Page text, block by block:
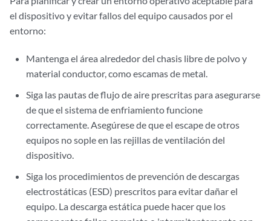
el dispositivo y evitar fallos del equipo causados por el
entorno:
Mantenga el área alrededor del chasis libre de polvo y
material conductor, como escamas de metal.
Siga las pautas de flujo de aire prescritas para asegurarse
de que el sistema de enfriamiento funcione
correctamente. Asegúrese de que el escape de otros
equipos no sople en las rejillas de ventilación del
dispositivo.
Siga los procedimientos de prevención de descargas
electrostáticas (ESD) prescritos para evitar dañar el
equipo. La descarga estática puede hacer que los